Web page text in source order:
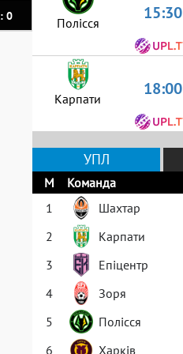
0 Полісся 15:30
Карпати 18:00
УПЛ
М Команда
1
Шахтар
2
Карпати
3
Епіцентр
4
Зоря
5
Полісся
6
Харків